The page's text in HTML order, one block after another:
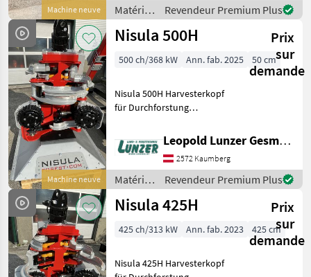
Machine neuve
mm Drei-Steg-
Bodenplatten, 2,
Matériels
forestiers
et
pour le
du bois /
Nisula
Revendeur Premium Plus
Machine neuve
Nisula 500H
Prix
sur
demande
500 ch/368 kW Ann. fab. 2025 50 cm
Nisula 500H Harvesterkopf
für Durchforstung
Schnitt bis 500mm
sauberes Entasten bis
430mm Messer 5+1
Gewicht:640kg Öl-Bedarf:
140-180 L
Leopold Lunzer GesmbH
2572 Kaumberg
Matériels
forestiers
et
pour le
du bois /
Revendeur Premium Plus
Nisula 425H
Prix
sur
demande
425 ch/313 kW Ann. fab. 2023 425 cm
Nisula 425H Harvesterkopf